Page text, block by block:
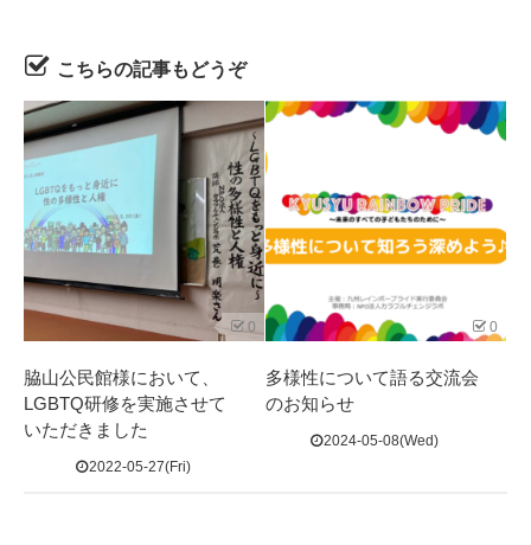
こちらの記事もどうぞ
0
脇山公民館様において、
LGBTQ研修を実施させて
いただきました
2022-05-27(Fri)
0
多様性について語る交流会
のお知らせ
2024-05-08(Wed)